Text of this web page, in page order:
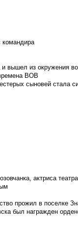
командира
и вышел из окружения
ВОВ
сыновей стала
актриса
прожил в поселке
был награжден